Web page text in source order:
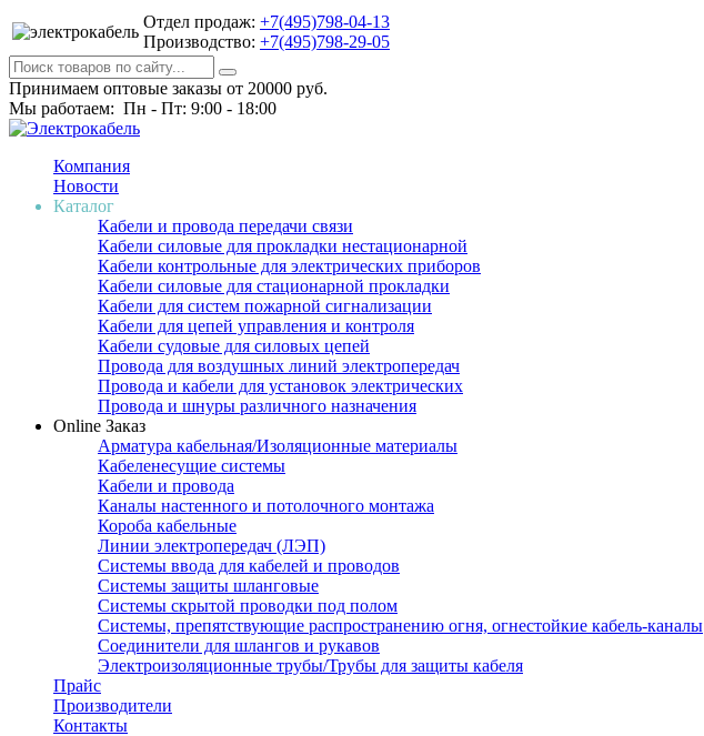
Отдел продаж: +7(495)798-04-13
Производство: +7(495)798-29-05
Принимаем оптовые заказы от 20000 руб.
Мы работаем: Пн - Пт: 9:00 - 18:00
Компания
Новости
Каталог
Кабели и провода передачи связи
Кабели силовые для прокладки нестационарной
Кабели контрольные для электрических приборов
Кабели силовые для стационарной прокладки
Кабели для систем пожарной сигнализации
Кабели для цепей управления и контроля
Кабели судовые для силовых цепей
Провода для воздушных линий электропередач
Провода и кабели для установок электрических
Провода и шнуры различного назначения
Online Заказ
Арматура кабельная/Изоляционные материалы
Кабеленесущие системы
Кабели и провода
Каналы настенного и потолочного монтажа
Короба кабельные
Линии электропередач (ЛЭП)
Системы ввода для кабелей и проводов
Системы защиты шланговые
Системы скрытой проводки под полом
Системы, препятствующие распространению огня, огнестойкие кабель-каналы
Соединители для шлангов и рукавов
Электроизоляционные трубы/Трубы для защиты кабеля
Прайс
Производители
Контакты